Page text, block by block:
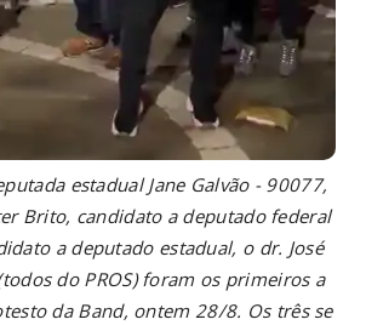
estadual Jane Galvão - 90077,
Brito, candidato a deputado federal
a deputado estadual, o dr. José
do PROS) foram os primeiros a
da Band, ontem 28/8. Os três se